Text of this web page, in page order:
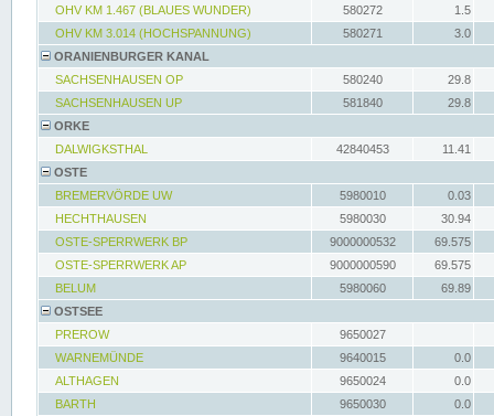
OHV KM 1.467 (BLAUES WUNDER)
580272
1.5
OHV KM 3.014 (HOCHSPANNUNG)
580271
3.0
ORANIENBURGER KANAL
SACHSENHAUSEN OP
580240
29.8
SACHSENHAUSEN UP
581840
29.8
ORKE
DALWIGKSTHAL
42840453
11.41
OSTE
BREMERVÖRDE UW
5980010
0.03
HECHTHAUSEN
5980030
30.94
OSTE-SPERRWERK BP
9000000532
69.575
OSTE-SPERRWERK AP
9000000590
69.575
BELUM
5980060
69.89
OSTSEE
PREROW
9650027
WARNEMÜNDE
9640015
0.0
ALTHAGEN
9650024
0.0
BARTH
9650030
0.0